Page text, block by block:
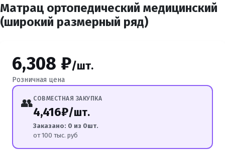
Матрац ортопедический медицинский
(широкий размерный ряд)
6,308 ₽/шт.
Розничная цена
👥СОВМЕСТНАЯ ЗАКУПКА
4,416₽/шт.
Заказано: 0 из 0шт.
от 100 тыс. руб